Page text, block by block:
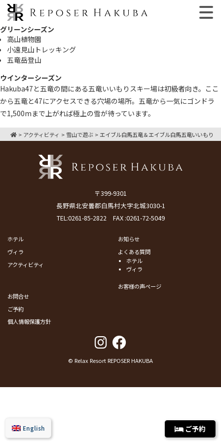
グリーンシーズン
高山植物園
小遠見山トレッキング
五竜岳登山
ウインターシーズン
Hakuba47と五竜の間にある五竜いいもりスキー場は初級者向き。ここ
から五竜と47にアクセスできる穴場の場所。五竜から一気にゴンドラ
で1,500mまで上がれば極上の雪が待っています。
English
> アクティビティ > 雪山で遊ぶ > エイブル白馬五竜＆エイブル白馬五竜いいもり
〒399-9301
長野県北安曇郡白馬村大字北城3030-1
TEL:0261-85-2822FAX :0261-72-5049
ホテル
ヴィラ
アクティビティ
お知らせ
よくある質問
ホテル
ヴィラ
お客様の声ページ
お問合せ
ご予約
個人情報保護方針
© Relax Resort REPOSER HAKUBA
ご予約